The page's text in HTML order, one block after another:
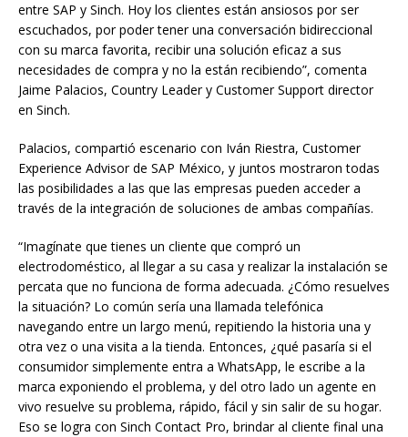
entre SAP y Sinch. Hoy los clientes están ansiosos por ser
escuchados, por poder tener una conversación bidireccional
con su marca favorita, recibir una solución eficaz a sus
necesidades de compra y no la están recibiendo”, comenta
Jaime Palacios, Country Leader y Customer Support director
en Sinch.
Palacios, compartió escenario con Iván Riestra, Customer
Experience Advisor de SAP México, y juntos mostraron todas
las posibilidades a las que las empresas pueden acceder a
través de la integración de soluciones de ambas compañías.
“Imagínate que tienes un cliente que compró un
electrodoméstico, al llegar a su casa y realizar la instalación se
percata que no funciona de forma adecuada. ¿Cómo resuelves
la situación? Lo común sería una llamada telefónica
navegando entre un largo menú, repitiendo la historia una y
otra vez o una visita a la tienda. Entonces, ¿qué pasaría si el
consumidor simplemente entra a WhatsApp, le escribe a la
marca exponiendo el problema, y del otro lado un agente en
vivo resuelve su problema, rápido, fácil y sin salir de su hogar.
Eso se logra con Sinch Contact Pro, brindar al cliente final una